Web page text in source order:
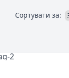
Сортувати за: